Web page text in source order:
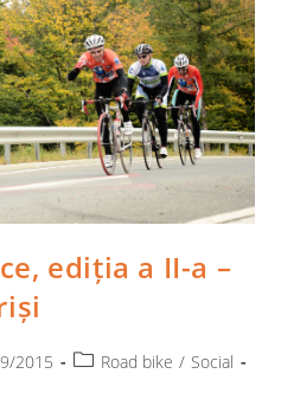
ediția a II-a –
2015
PostRoad bike / Social